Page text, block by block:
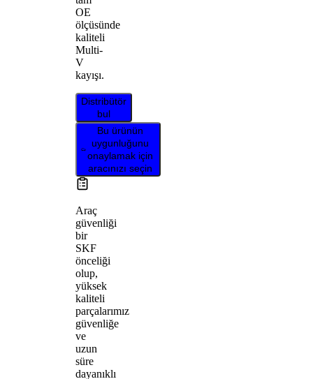
OE
ölçüsünde
kaliteli
Multi-
V
kayışı.
Distribütör
bul
Bu ürünün
uygunluğunu
onaylamak için
aracınızı seçin
Araç
güvenliği
bir
SKF
önceliği
olup,
yüksek
kaliteli
parçalarımız
güvenliğe
ve
uzun
süre
dayanıklı